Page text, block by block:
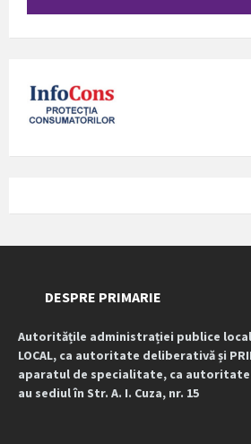
DESPRE PRIMARIE
Autoritățile administrației publice
LOCAL, ca autoritate deliberativă și
aparatul de specialitate, ca autoritate
au sediul în Str. A. I. Cuza, nr. 15